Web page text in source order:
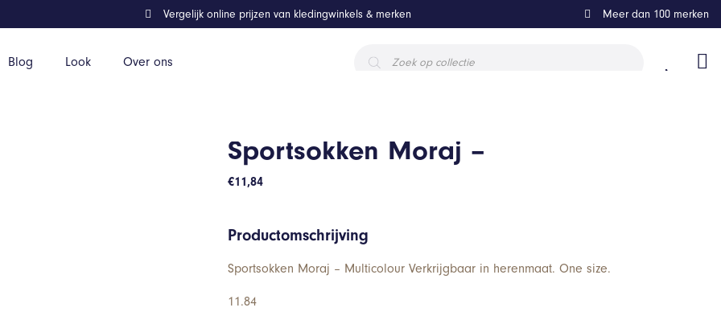
Blog Look Over ons
zoeken
Vergelijk online prijzen van kledingwinkels & merken Meer dan 100 merken
Sportsokken Moraj –
€11,84
Productomschrijving
Sportsokken Moraj – Multicolour Verkrijgbaar in herenmaat. One size.
11.84